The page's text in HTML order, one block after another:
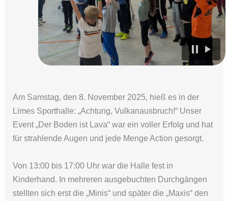
Am Samstag, den 8. November 2025, hieß es in der
Limes Sporthalle: „Achtung, Vulkanausbruch!“ Unser
Event „Der Boden ist Lava“ war ein voller Erfolg und hat
für strahlende Augen und jede Menge Action gesorgt.
Von 13:00 bis 17:00 Uhr war die Halle fest in
Kinderhand. In mehreren ausgebuchten Durchgängen
stellten sich erst die „Minis“ und später die „Maxis“ den